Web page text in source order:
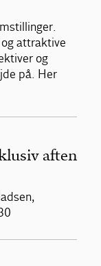
attraktive
og
på. Her
aften